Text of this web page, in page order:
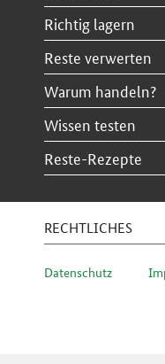
Richtig lagern
Reste verwerten
Warum handeln?
Wissen testen
Reste-Rezepte
RECHTLICHES
Datenschutz